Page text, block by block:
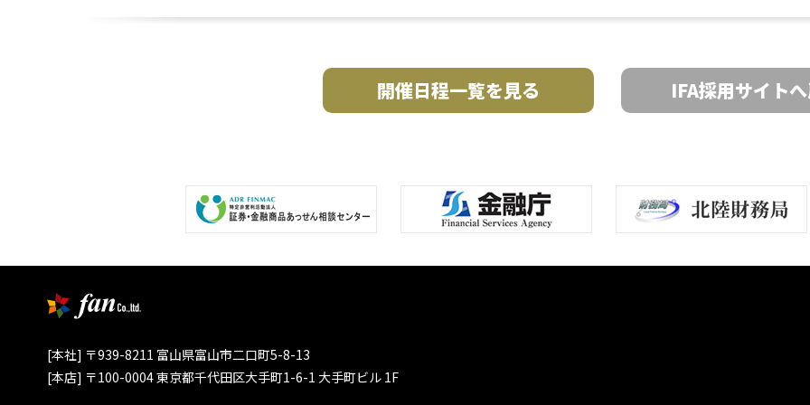
開催日程一覧を見る IFA採用サイト
[本社] 〒939-8211 富山県富山市二口町5-8-13
[本店] 〒100-0004 東京都千代田区大手町1-6-1 大手町ビル 1F